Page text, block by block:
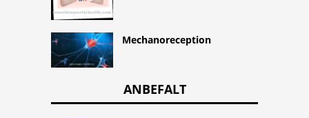
Mechanoreception
ANBEFALT